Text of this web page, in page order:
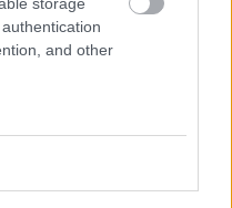
and other
készült, a szolnoki
betekintést
és rendelkező